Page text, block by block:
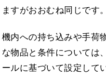
ますがおおむね同じです。
機内への持ち込みや手荷
な物品と条件については
ールに基づいて設定して